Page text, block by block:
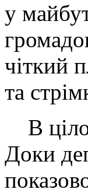
у
чіткий
та
В
Доки